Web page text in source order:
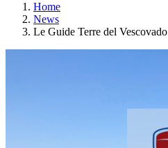
Home
News
Le Guide Terre del Vescovado